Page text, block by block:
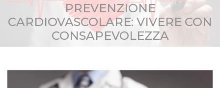
PREVENZIONE
CARDIOVASCOLARE: VIVERE CON
CONSAPEVOLEZZA